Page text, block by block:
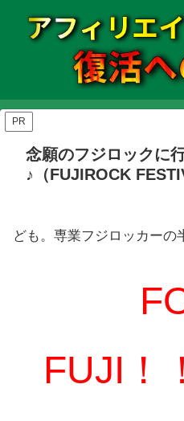
PR
念願のフジロックに
♪（FUJIROCK
ども。専業フジロッカーの
FUJI！